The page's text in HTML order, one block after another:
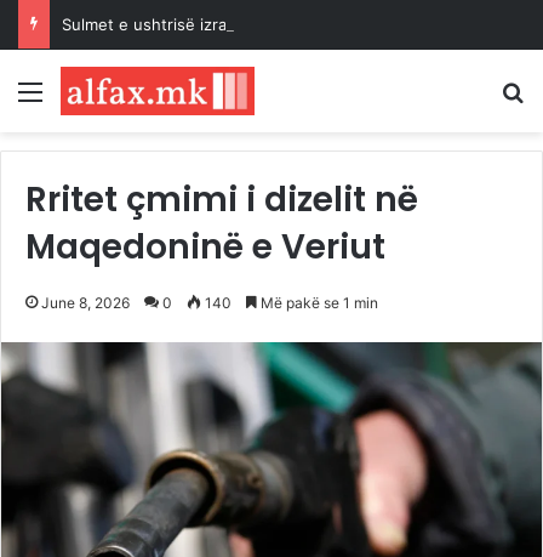
Menu
Rritet çmimi i dizelit në
Maqedoninë e Veriut
June 8, 2026 0 140 Më pakë se 1 min